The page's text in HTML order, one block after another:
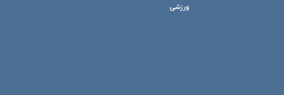
ورزشی